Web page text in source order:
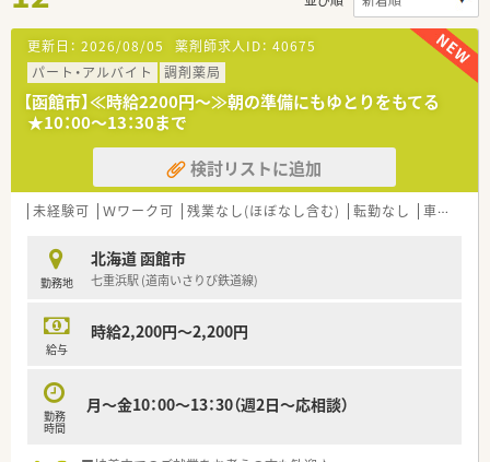
更新日： 2026/08/05 薬剤師求人ID： 40675
パート・アルバイト
調剤薬局
【函館市】≪時給2200円～≫朝の準備にもゆとりをもてる
★10：00～13：30まで
検討リストに追加
未経験可 Ｗワーク可 残業なし(ほぼなし含む) 転勤なし 車通勤可
勤務地
北海道 函館市
七重浜駅 (道南いさりび鉄道線)
給与
時給2,200円～2,200円
勤務
時間
月～金10：00～13：30（週2日～応相談）